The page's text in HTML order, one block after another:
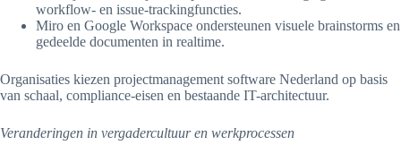
workflow- en issue-trackingfuncties.
Miro en Google Workspace ondersteunen visuele brainstorms en
gedeelde documenten in realtime.
Organisaties kiezen projectmanagement software Nederland op basis
van schaal, compliance-eisen en bestaande IT-architectuur.
Veranderingen in vergadercultuur en werkprocessen